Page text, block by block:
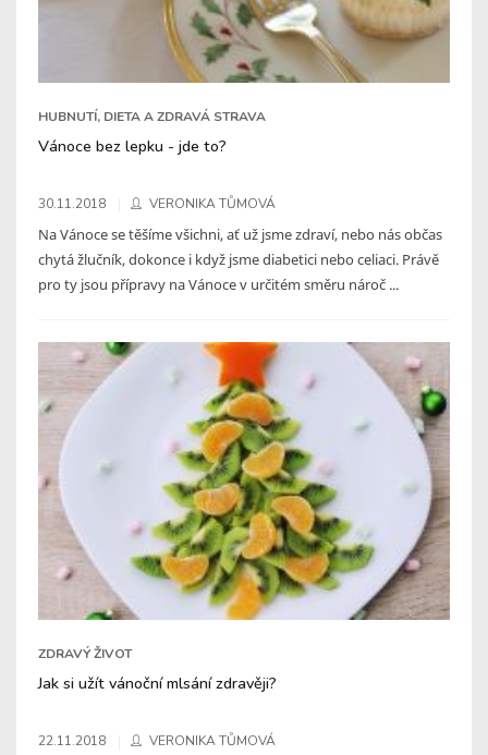
HUBNUTÍ, DIETA A ZDRAVÁ STRAVA
Vánoce bez lepku - jde to?
30.11.2018 VERONIKA TŮMOVÁ
Na Vánoce se těšíme všichni, ať už jsme zdraví, nebo nás občas
chytá žlučník, dokonce i když jsme diabetici nebo celiaci. Právě
pro ty jsou přípravy na Vánoce v určitém směru nároč ...
ZDRAVÝ ŽIVOT
Jak si užít vánoční mlsání zdravěji?
22.11.2018 VERONIKA TŮMOVÁ